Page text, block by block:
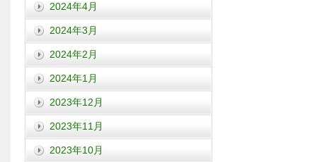
2024年4月
2024年3月
2024年2月
2024年1月
2023年12月
2023年11月
2023年10月